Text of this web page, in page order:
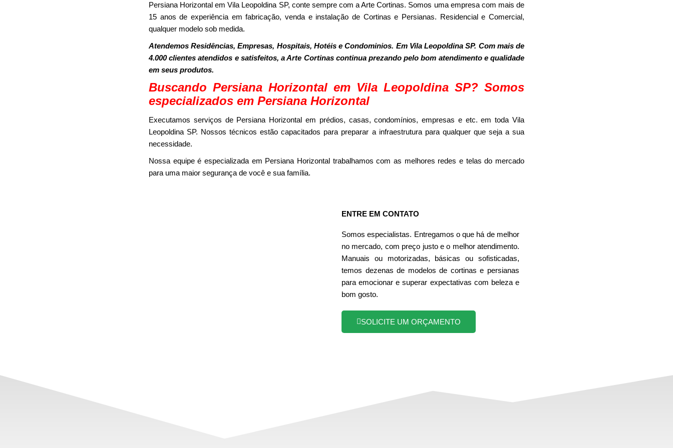
Persiana Horizontal em Vila Leopoldina SP, conte sempre com a Arte Cortinas. Somos uma empresa com mais de
15 anos de experiência em fabricação, venda e instalação de Cortinas e Persianas. Residencial e Comercial,
qualquer modelo sob medida.
Atendemos Residências, Empresas, Hospitais, Hotéis e Condominios. Em Vila Leopoldina SP. Com mais de
4.000 clientes atendidos e satisfeitos, a Arte Cortinas continua prezando pelo bom atendimento e qualidade
em seus produtos.
Buscando Persiana Horizontal em Vila Leopoldina SP? Somos
especializados em Persiana Horizontal
Executamos serviços de Persiana Horizontal em prédios, casas, condomínios, empresas e etc. em toda Vila
Leopoldina SP. Nossos técnicos estão capacitados para preparar a infraestrutura para qualquer que seja a sua
necessidade.
Nossa equipe é especializada em Persiana Horizontal trabalhamos com as melhores redes e telas do mercado
para uma maior segurança de você e sua família.
ENTRE EM CONTATO
Somos especialistas. Entregamos o que há de melhor
no mercado, com preço justo e o melhor atendimento.
Manuais ou motorizadas, básicas ou sofisticadas,
temos dezenas de modelos de cortinas e persianas
para emocionar e superar expectativas com beleza e
bom gosto.
SOLICITE UM ORÇAMENTO